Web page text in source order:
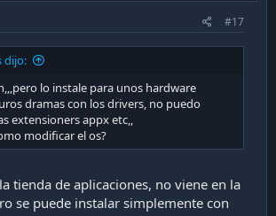
#17
dijo:
lo instale para unos hardware
dramas con los drivers, no puedo
extensioners appx etc,,
modificar el os?
tienda de aplicaciones, no viene en la
se puede instalar simplemente con